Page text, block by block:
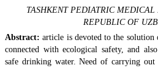
TASHKENT PEDIATRIC MEDICAL
REPUBLIC OF
Abstract: аrticle is devoted to the
connected with ecological safety, and
safe drinking water. Need of carrying out